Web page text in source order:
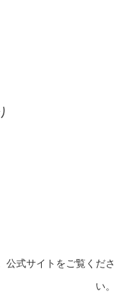
公式サイトをご覧くださ
い。